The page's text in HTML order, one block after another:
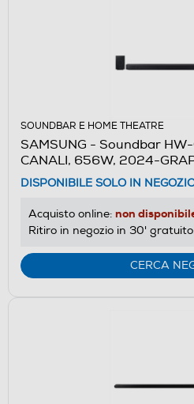
SOUNDBAR E HOME THEATRE
SAMSUNG - Soundbar
CANALI, 656W, 2024-
DISPONIBILE SOLO IN
Acquisto online: non
Ritiro in negozio in 30'
CERCA